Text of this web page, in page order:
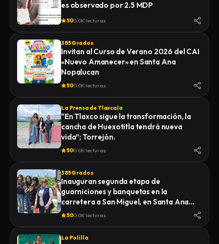
es observado por 2.5 MDP
500.0K lecturas
385 Grados
Invitan al Curso de Verano 2026 del CAI
«Nuevo Amanecer» en Santa Ana
Nopalucan
500.0K lecturas
La Prensa de Tlaxcala
“En Tlaxco sigue la transformación, la
cancha de Huexotitla tendrá nueva
vida”; Torrejón.
500.0K lecturas
385 Grados
Inauguran segunda etapa de
guarniciones y banquetas en la
carretera a San Miguel, en Santa Ana
Nopalucan
500.0K lecturas
La Polilla